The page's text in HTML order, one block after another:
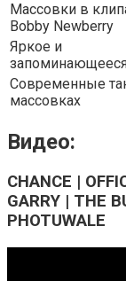
Массовки в
Bobby Newberry
Яркое и
Современные
массовках
Видео:
CHANCE |
GARRY | THE
PHOTUWALE